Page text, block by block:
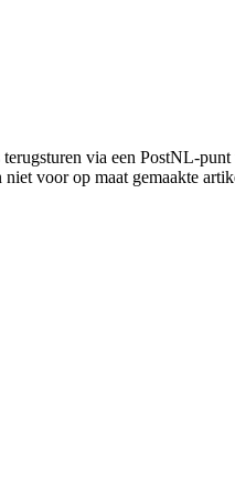
via een PostNL-
voor op maat gemaakte